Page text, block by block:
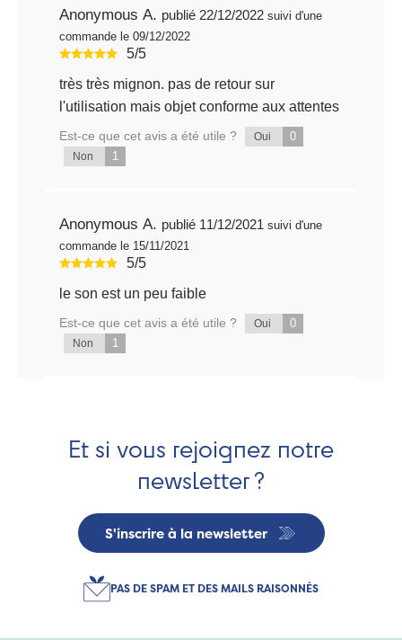
Anonymous A. publié 22/12/2022 suivi d'une
commande le 09/12/2022
5/5
très très mignon. pas de retour sur
l'utilisation mais objet conforme aux attentes
Est-ce que cet avis a été utile ? Oui 0
Non 1
Anonymous A. publié 11/12/2021 suivi d'une
commande le 15/11/2021
5/5
le son est un peu faible
Est-ce que cet avis a été utile ? Oui 0
Non 1
Et si vous rejoignez notre
newsletter ?
S'inscrire à la newsletter
PAS DE SPAM ET DES MAILS RAISONNÉS